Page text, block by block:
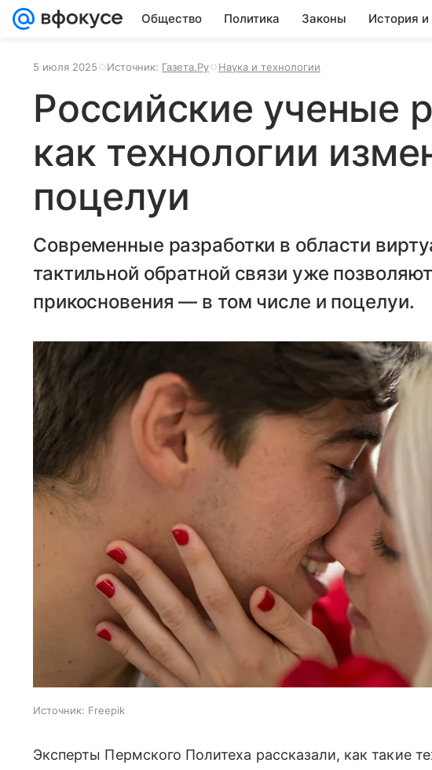
Общество Политика Законы История и
5 июля 2025 Источник: Газета.Ру Наука и технологии
Российские ученые
как технологии
поцелуи
Современные разработки в области
тактильной обратной связи уже
прикосновения — в том числе и поцелуи.
Источник: Freepik
Эксперты Пермского Политеха рассказали, как такие